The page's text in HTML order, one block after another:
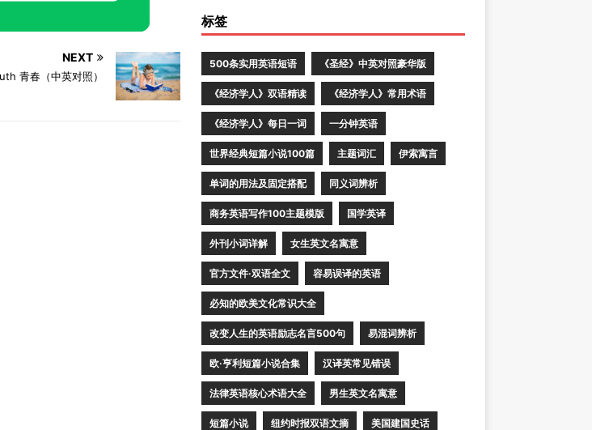
NEXT
青春（中英对照）
标签
500条实用英语短语 《圣经》中英对照豪华版
《经济学人》双语精读 《经济学人》常用术语
《经济学人》每日一词 一分钟英语
世界经典短篇小说100篇 主题词汇 伊索寓言
单词的用法及固定搭配 同义词辨析
商务英语写作100主题模版 国学英译
外刊小词详解 女生英文名寓意
官方文件·双语全文 容易误译的英语
必知的欧美文化常识大全
改变人生的英语励志名言500句 易混词辨析
欧·亨利短篇小说合集 汉译英常见错误
法律英语核心术语大全 男生英文名寓意
短篇小说 纽约时报双语文摘 美国建国史话